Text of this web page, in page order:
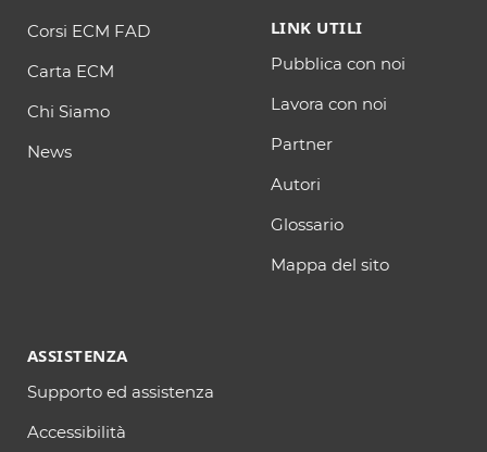
Corsi ECM FAD
Carta ECM
Chi Siamo
News
LINK UTILI
Pubblica con noi
Lavora con noi
Partner
Autori
Glossario
Mappa del sito
ASSISTENZA
Supporto ed assistenza
Accessibilità